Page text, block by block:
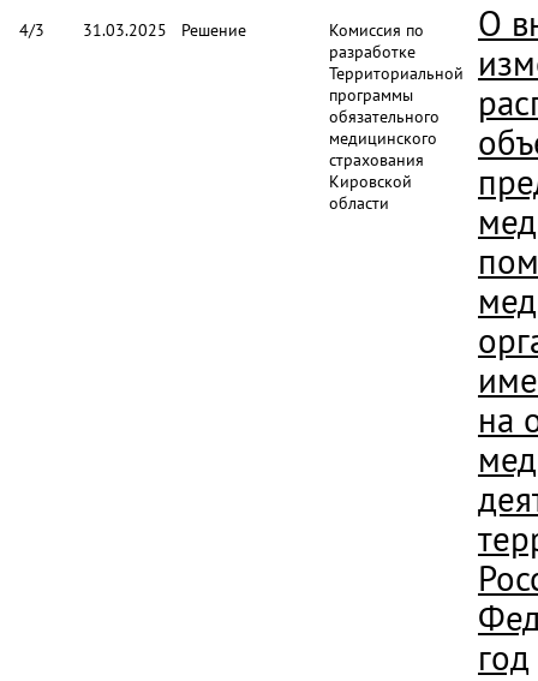
4/3 31.03.2025 Решение
Комиссия по
разработке
Территориальной
программы
обязательного
медицинского
страхования
Кировской
области
О
на
год